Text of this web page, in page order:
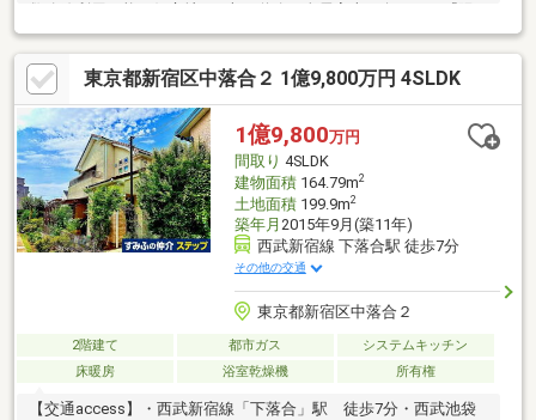
当たり良好』 ○公園も近く、緑を近くに感じる閑静な住宅街 ○
木のぬくもりを感じられる『杉板張り』を多用した室内 和の
情緒を感じます ○建物面積１０１．１１平米のゆったり３ＬＤ
Ｋ ○令和7年7月10日 ハウスクリーニング実施済■ 設備 ○リ
ビングダイニング床暖房 ○対面型ＩＨシステムキッチン（食洗
機付） 〇１６１６サイズユニットバス（換気乾燥暖房機能
付） 〇屋根裏収納 等
東京都新宿区中落合２ 1億9,800万円 4SLDK
1億9,800万円
間取り 4SLDK
建物面積164.79m2
土地面積199.9m2
築年月 2015年9月(築11年)
西武新宿線 下落合駅 徒歩7分
その他の交通
東京都新宿区中落合２
2階建て 都市ガス
システムキッチン
床暖房
浴室乾燥機 所有権
【交通access】・西武新宿線「下落合」駅 徒歩7分・西武池袋